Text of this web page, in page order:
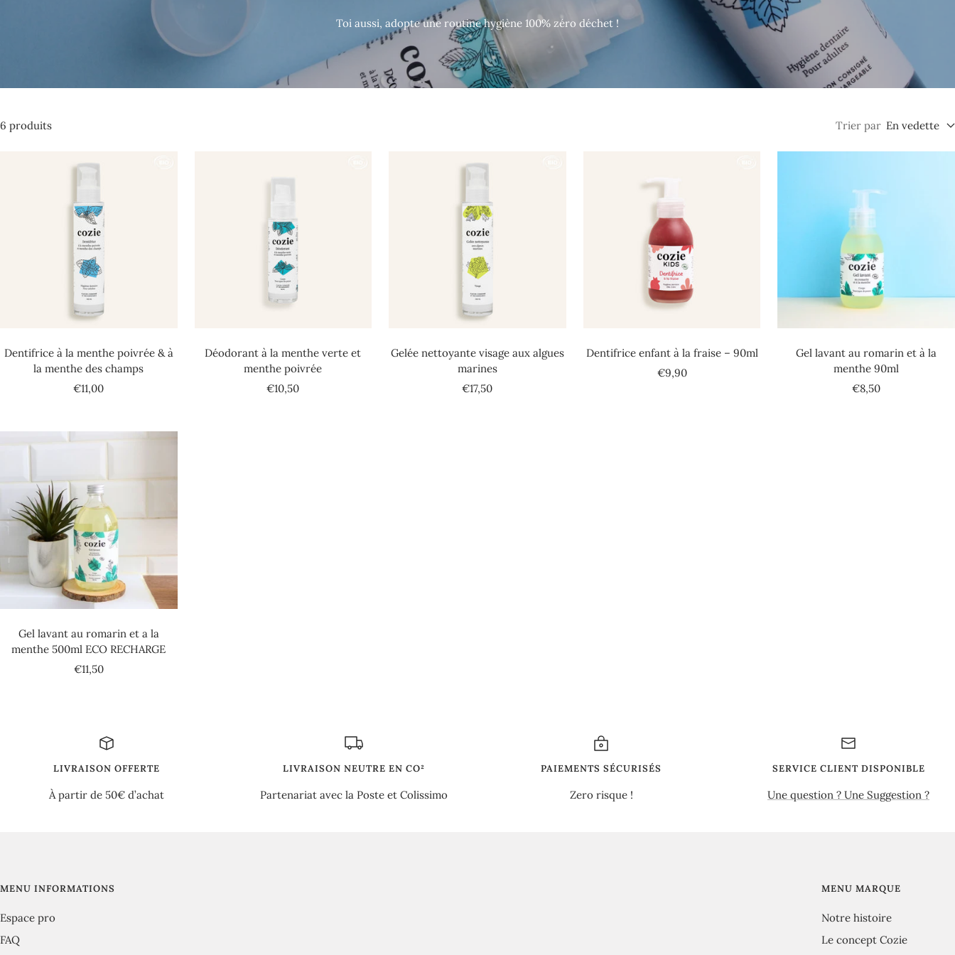
Toi aussi, adopte une routine hygiène 100% zéro déchet !
6 produits Trier par En vedette
Dentifrice à la menthe poivrée & à
la menthe des champs
Prix
€11,00
Déodorant à la menthe verte et
menthe poivrée
Prix
€10,50
Gelée nettoyante visage aux algues
marines
Prix
€17,50
Dentifrice enfant à la fraise – 90ml
Prix
€9,90
Gel lavant au romarin et à la
menthe 90ml
Prix
€8,50
Gel lavant au romarin et a la
menthe 500ml ECO RECHARGE
Prix
€11,50
LIVRAISON OFFERTE
À partir de 50€ d’achat
LIVRAISON NEUTRE EN CO²
Partenariat avec la Poste et Colissimo
PAIEMENTS SÉCURISÉS
Zero risque !
SERVICE CLIENT DISPONIBLE
Une question ? Une Suggestion ?
MENU INFORMATIONS
Espace pro
FAQ
MENU MARQUE
Notre histoire
Le concept Cozie